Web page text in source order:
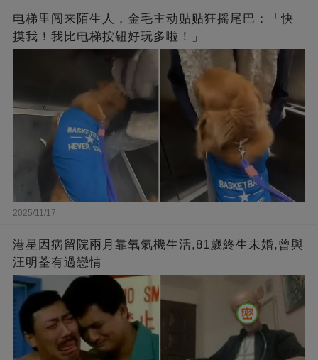
电梯里闯来陌生人，金毛主动贴贴狂摇尾巴：「快
摸我！我比电梯按钮好玩多啦！」
2025/11/17
港星因病留院兩月靠氧氣機生活,81歲終生未婚,曾與
汪明荃有過戀情